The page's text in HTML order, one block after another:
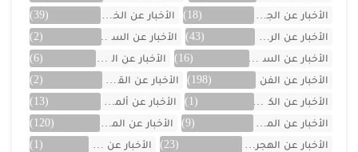
الأخبار عن الجزائر
(18) الأخبار عن الخليج
(39)
الأخبار عن الرياضة
(43) الأخبار عن السعودية
(2)
الأخبار عن السيارات
(16) الأخبار عن العراق
(6)
الأخبار عن الفن
(198) الأخبار عن القصص
(2)
الأخبار عن الكويت
(1) الأخبار عن ألمانيا
(13)
الأخبار عن المسلسلات
(9) الأخبار عن المشاهير
(120)
الأخبار عن الهجرة والسفر
(23) الأخبار عن اليمن (1)